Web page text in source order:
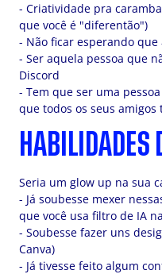
- Criatividade pra
que você é "diferentão")
- Não ficar esperando
- Ser aquela pessoa que
Discord
- Tem que ser uma
que todos os seus amigos
HABILIDADES
Seria um glow up na sua
- Já soubesse mexer
que você usa filtro de IA
- Soubesse fazer uns
Canva)
- Já tivesse feito algum